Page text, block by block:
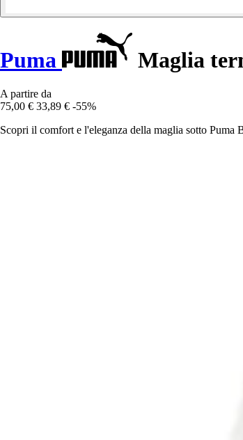
Puma Maglia
A partire da
75,00 € 33,89 € -55%
Scopri il comfort e l'eleganza della maglia sotto